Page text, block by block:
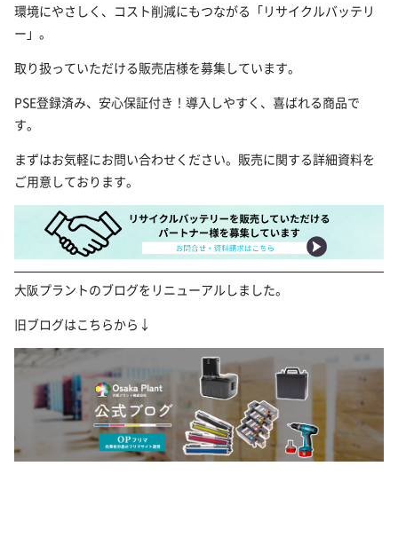
環境にやさしく、コスト削減にもつながる「リサイクルバッテリ
ー」。
取り扱っていただける販売店様を募集しています。
PSE登録済み、安心保証付き！導入しやすく、喜ばれる商品で
す。
まずはお気軽にお問い合わせください。販売に関する詳細資料を
ご用意しております。
大阪プラントのブログをリニューアルしました。
旧ブログはこちらから↓